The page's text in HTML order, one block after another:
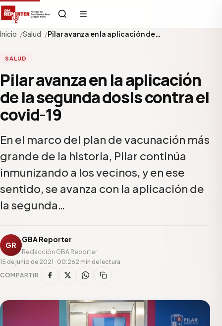
Inicio Salud Pilar avanza en la aplicación de…
SALUD
Pilar avanza en la aplicación
de la segunda dosis contra el
covid-19
En el marco del plan de vacunación más
grande de la historia, Pilar continúa
inmunizando a los vecinos, y en ese
sentido, se avanza con la aplicación de
la segunda…
GR
GBA Reporter
Redacción GBA Reporter
15 de junio de 2021 · 00:262 min de lectura
COMPARTIR